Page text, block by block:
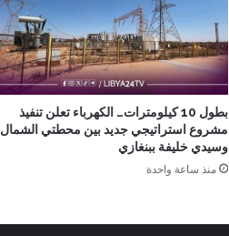
بطول 10 كيلومترات… الكهرباء تعلن تنفيذ
مشروع استراتيجي جديد بين محطتي الشمال
وسيدي خليفة ببنغازي
منذ ساعة واحدة